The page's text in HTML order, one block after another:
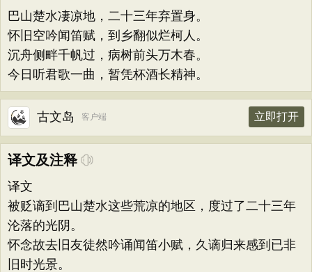
巴山楚水凄凉地，二十三年弃置身。
怀旧空吟闻笛赋，到乡翻似烂柯人。
沉舟侧畔千帆过，病树前头万木春。
今日听君歌一曲，暂凭杯酒长精神。
古文岛 客户端 立即打开
译文及注释
译文
被贬谪到巴山楚水这些荒凉的地区，度过了二十三年
沦落的光阴。
怀念故去旧友徒然吟诵闻笛小赋，久谪归来感到已非
旧时光景。